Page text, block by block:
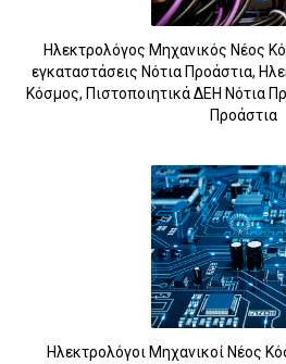
Ηλεκτρολόγος Μηχανικός Νέος
εγκαταστάσεις Νότια Προάστια,
Κόσμος, Πιστοποιητικά ΔΕΗ Νότια
Προάστια
Ηλεκτρολόγοι Μηχανικοί Νέος